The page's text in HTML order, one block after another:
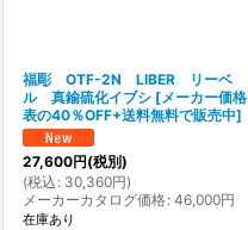
福彫 OTF-2N LIBER リーベ
ル 真鍮硫化イブシ [メーカー価格
表の40％OFF+送料無料で販売中]
27,600円(税別)
(税込 : 30,360円)
メーカーカタログ価格: 46,000円
在庫あり